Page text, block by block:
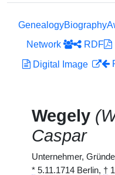
GenealogyBiography
Network
RDF
Digital Image
Wegely
Caspar
Unternehmer,
* 5.11.1714 Berlin, †